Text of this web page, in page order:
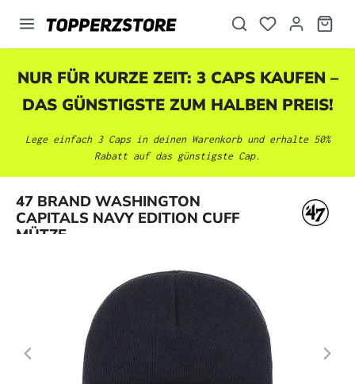
springen
NUR FÜR KURZE ZEIT: 3 CAPS KAUFEN –
DAS GÜNSTIGSTE ZUM HALBEN PREIS!
Lege einfach 3 Caps in deinen Warenkorb und erhalte 50%
Rabatt auf das günstigste Cap.
47 BRAND WASHINGTON
CAPITALS NAVY EDITION CUFF
MÜTZE
Bildergalerie überspringen